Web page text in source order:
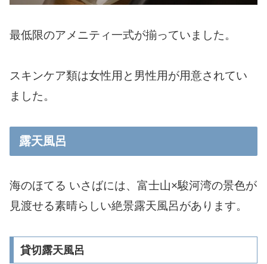
最低限のアメニティ一式が揃っていました。
スキンケア類は女性用と男性用が用意されてい
ました。
露天風呂
海のほてる いさばには、富士山×駿河湾の景色が
見渡せる素晴らしい絶景露天風呂があります。
貸切露天風呂